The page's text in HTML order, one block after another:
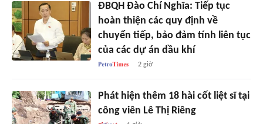
ĐBQH Đào Chí Nghĩa: Tiếp tục
hoàn thiện các quy định về
chuyển tiếp, bảo đảm tính liên tục
của các dự án dầu khí
2 giờ
Phát hiện thêm 18 hài cốt liệt sĩ tại
công viên Lê Thị Riêng